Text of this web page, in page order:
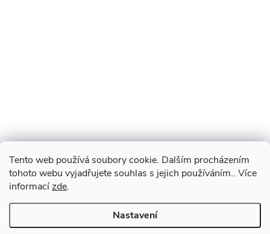
Tento web používá soubory cookie. Dalším procházením
tohoto webu vyjadřujete souhlas s jejich používáním.. Více
informacízde.
Nastavení